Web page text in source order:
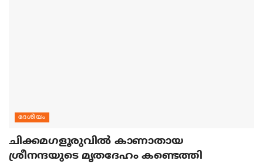
ദേശീയം
ചിക്കമഗളൂരുവില്‍ കാണാതായ
ശ്രീനന്ദയുടെ മൃതദേഹം കണ്ടെത്തി